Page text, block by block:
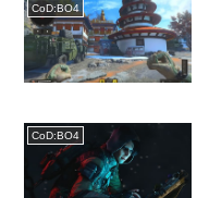
CoD:BO4
CoD:BO4